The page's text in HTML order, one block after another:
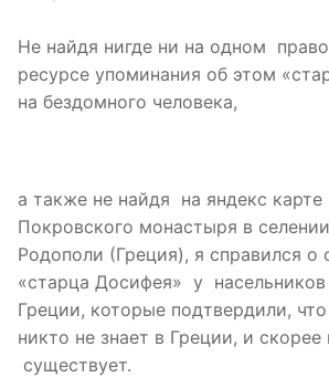
Не найдя нигде ни на одном
ресурсе упоминания об этом
на бездомного человека,
а также не найдя на яндекс карте
Покровского монастыря в
Родополи (Греция), я справился о
«старца Досифея» у
Греции, которые подтвердили,
никто не знает в Греции, и скорее
существует.